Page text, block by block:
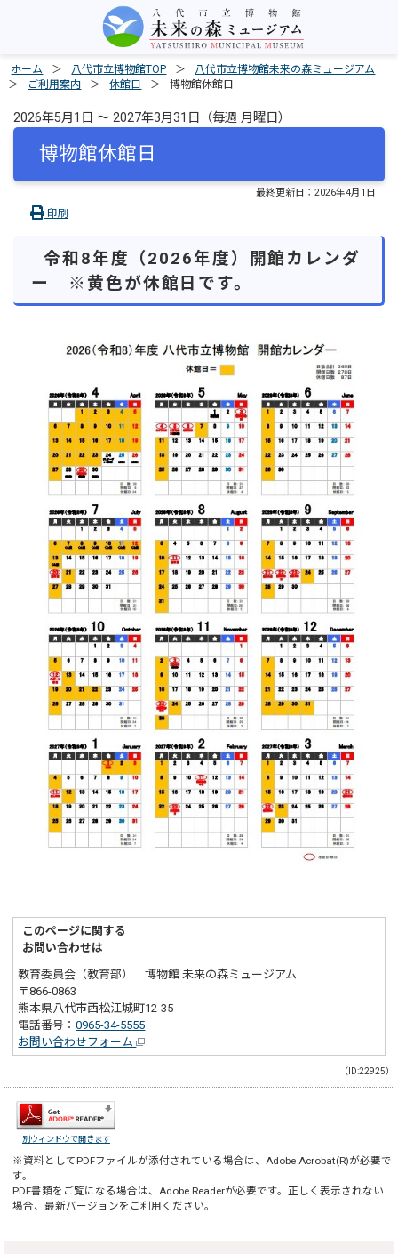
ホーム 八代市立博物館TOP
八代市立博物館未来の森ミュージアム
ご利用案内
休館日 博物館休館日
2026年5月1日 ～ 2027年3月31日（毎週 月曜日）
博物館休館日
最終更新日： 2026年4月1日
印刷
令和8年度（2026年度）開館カレンダ
ー ※黄色が休館日です。
このページに関する
お問い合わせは
教育委員会（教育部） 博物館 未来の森ミュージアム
〒866-0863
熊本県八代市西松江城町12-35
電話番号：0965-34-5555
お問い合わせフォーム
（ID:22925）
別ウィンドウで開きます
※資料としてPDFファイルが添付されている場合は、Adobe Acrobat(R)が必要で
す。
PDF書類をご覧になる場合は、Adobe Readerが必要です。正しく表示されない
場合、最新バージョンをご利用ください。